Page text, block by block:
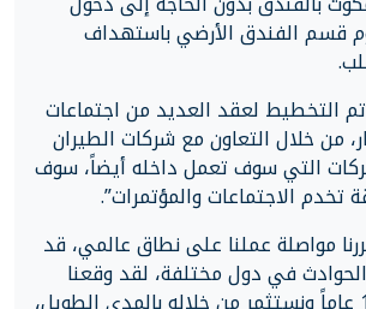
قسم الفندق الأرضي باستهداف
التخطيط لعقد العديد من اجتماعات
من خلال التعاون مع شركات الطيران
التي سوف تعمل داخله أيضاً، سوف
تخدم الاجتماعات والمؤتمرات”.
مواصلة عملنا على نطاق عالمي، قد
في دول مختلفة، لقد وقعنا